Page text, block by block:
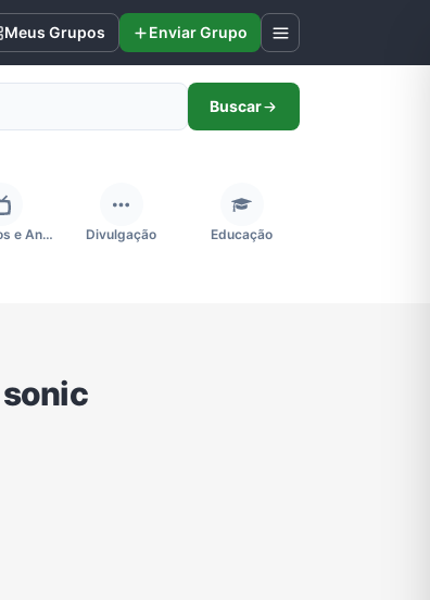
Meus Grupos Enviar Grupo
Buscar
Desenhos e Animes Divulgação Educação